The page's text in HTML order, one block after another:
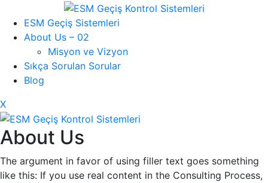
ESM Geçiş Sistemleri
About Us – 02
Misyon ve Vizyon
Sıkça Sorulan Sorular
Blog
X
About Us
The argument in favor of using filler text goes something
like this: If you use real content in the Consulting Process,